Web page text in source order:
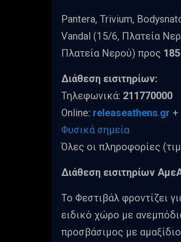
Pantera, Trivium,
Vandal (15/6, Πλατεία
Πλατεία Νερού) προς
Διάθεση εισιτηρίων:
Τηλεφωνικά: 211770000
Online: releaseathens.gr +
Φυσικά σημεία
Όλες οι πληροφορίες
Διάθεση εισιτηρίων
Το Φεστιβάλ φροντίζει
ειδικό χώρο με
προσβάσιμος με